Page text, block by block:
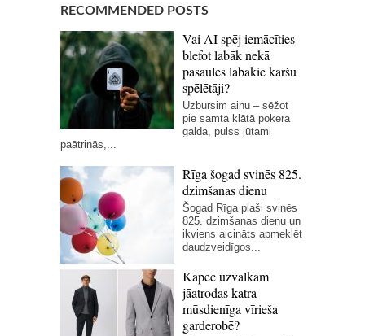
RECOMMENDED POSTS
Vai AI spēj iemācīties
blefot labāk nekā
pasaules labākie kāršu
spēlētāji?
Uzbursim ainu – sēžot
pie samta klātā pokera
galda, pulss jūtami
paātrinās,...
Rīga šogad svinēs 825.
dzimšanas dienu
Šogad Rīga plaši svinēs
825. dzimšanas dienu un
ikviens aicināts apmeklēt
daudzveidīgos...
Kāpēc uzvalkam
jāatrodas katra
mūsdienīga vīrieša
garderobē?